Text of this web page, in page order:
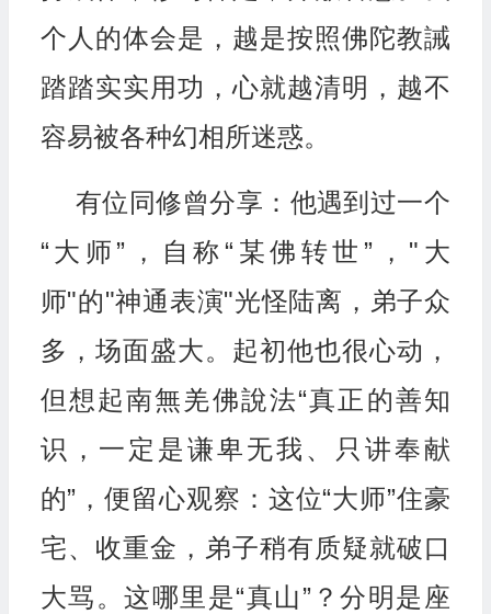
个人的体会是，越是按照佛陀教誡
踏踏实实用功，心就越清明，越不
容易被各种幻相所迷惑。
有位同修曾分享：他遇到过一个
“大师”，自称“某佛转世”，"大
师"的"神通表演"光怪陆离，弟子众
多，场面盛大。起初他也很心动，
但想起南無羌佛說法“真正的善知
识，一定是谦卑无我、只讲奉献
的”，便留心观察：这位“大师”住豪
宅、收重金，弟子稍有质疑就破口
大骂。这哪里是“真山”？分明是座